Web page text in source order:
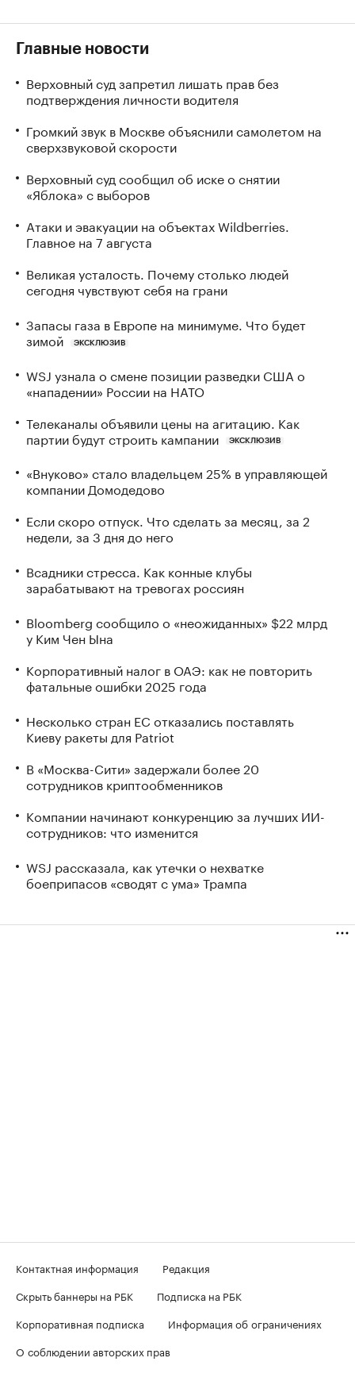
Главные новости
Верховный суд запретил лишать прав без
подтверждения личности водителя
Громкий звук в Москве объяснили самолетом на
сверхзвуковой скорости
Верховный суд сообщил об иске о снятии
«Яблока» с выборов
Атаки и эвакуации на объектах Wildberries.
Главное на 7 августа
Великая усталость. Почему столько людей
сегодня чувствуют себя на грани
Запасы газа в Европе на минимуме. Что будет
зимой
ЭКСКЛЮЗИВ
WSJ узнала о смене позиции разведки США о
«нападении» России на НАТО
Телеканалы объявили цены на агитацию. Как
партии будут строить кампании
ЭКСКЛЮЗИВ
«Внуково» стало владельцем 25% в управляющей
компании Домодедово
Если скоро отпуск. Что сделать за месяц, за 2
недели, за 3 дня до него
Всадники стресса. Как конные клубы
зарабатывают на тревогах россиян
Bloomberg сообщило о «неожиданных» $22 млрд
у Ким Чен Ына
Корпоративный налог в ОАЭ: как не повторить
фатальные ошибки 2025 года
Несколько стран ЕС отказались поставлять
Киеву ракеты для Patriot
В «Москва-Сити» задержали более 20
сотрудников криптообменников
Компании начинают конкуренцию за лучших ИИ-
сотрудников: что изменится
WSJ рассказала, как утечки о нехватке
боеприпасов «сводят с ума» Трампа
Контактная информация
Редакция
Скрыть баннеры на РБК
Подписка на РБК
Корпоративная подписка
Информация об ограничениях
О соблюдении авторских прав